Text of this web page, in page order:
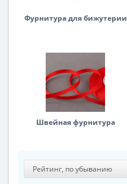
Фурнитура для бижутерии
Швейная фурнитура